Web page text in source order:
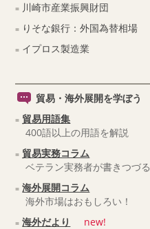
川崎市産業振興財団
りそな銀行：外国為替相場
イプロス製造業
貿易・海外展開を学ぼう
貿易用語集
400語以上の用語を解説
貿易実務コラム
ベテラン実務者が書きつづる
海外展開コラム
海外市場はおもしろい！
海外だより
new!